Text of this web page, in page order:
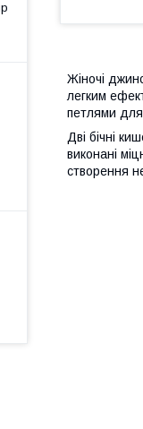
Жіночі
легким
петлями для
Дві бічні
виконані
створення